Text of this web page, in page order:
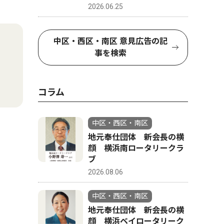
2026.06.25
中区・西区・南区 意見広告の記
事を検索
コラム
中区・西区・南区
地元奉仕団体 新会長の横
顔 横浜南ロータリークラ
ブ
2026.08.06
中区・西区・南区
地元奉仕団体 新会長の横
顔 横浜ベイロータリーク